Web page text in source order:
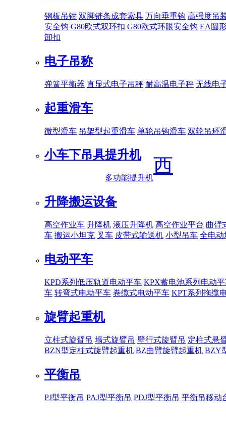
钢板吊钳 双脚链条成套索具 万向垂重钩 高强度吊
安全钩 G80欧式双环扣 G80欧式环眼安全钩 EA圆
卸扣
电子吊称
弹簧平衡器 直显式电子吊秤 耐高温电子秤 无线电
起重滑车
微型滑车 吊架型起重滑车 单轮吊钩滑车 双轮吊环
小车下吊具提升机
多功能提升机
升降搬运设备
高空作业车 升降机 液压升降机 高空作业平台 曲臂
车 搬运小坦克 叉车 皮带式输送机 小型吊车 全电动
电动平车
KPD系列低压轨道电动平车 KPX蓄电池系列电动
车 转弯式电动平车 卷缆式电动平车 KPT系列拖缆
旋臂起重机
立柱式旋臂吊 墙式旋臂吊 壁行式旋臂吊 定柱式悬
BZN型定柱式旋臂起重机 BZ曲臂旋臂起重机 BZY
平衡吊
PJ型平衡吊 PAJ型平衡吊 PDJ型平衡吊 平衡吊移动
西